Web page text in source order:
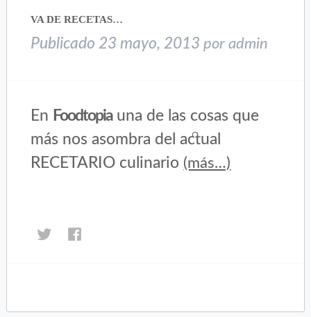
una
ventana
nueva)
una
ventana
nueva)
VA DE RECETAS…
Publicado 23 mayo, 2013 por admin
En Foodtopiauna de las cosas que
más nos asombra del actual
RECETARIO culinario (más…)
Haz
clic
TwitterFacebook